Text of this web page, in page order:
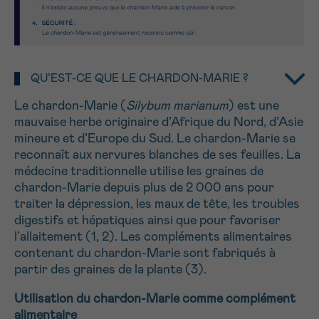
QU’EST-CE QUE LE CHARDON-MARIE ?
Le chardon-Marie ( Silybum marianum) est une
mauvaise herbe originaire d’Afrique du Nord, d’Asie
mineure et d’Europe du Sud. Le chardon-Marie se
reconnaît aux nervures blanches de ses feuilles. La
médecine traditionnelle utilise les graines de
chardon-Marie depuis plus de 2 000 ans pour
traiter la dépression, les maux de tête, les troubles
digestifs et hépatiques ainsi que pour favoriser
l’allaitement (1, 2). Les compléments alimentaires
contenant du chardon-Marie sont fabriqués à
partir des graines de la plante (3).
Utilisation du chardon-Marie comme complément
alimentaire
Je souhaite être rappelé.e
En savoir plus sur Cancerinfo
NOM
PRÉNOM
VOTRE QUESTION
Je souhaite recevoir la Newsletter
16h-18h
Suivant